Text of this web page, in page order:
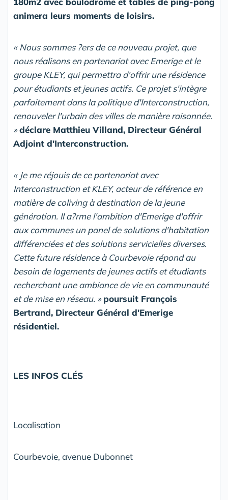
animera leurs moments de loisirs.
« Nous sommes ?ers de ce nouveau projet, que
nous réalisons en partenariat avec Emerige et le
groupe KLEY, qui permettra d'offrir une résidence
pour étudiants et jeunes actifs. Ce projet s'intègre
parfaitement dans la politique d'Interconstruction,
renouveler l'urbain des villes de manière raisonnée.
»déclare Matthieu Villand, Directeur Général
Adjoint d'Interconstruction.
« Je me réjouis de ce partenariat avec
Interconstruction et KLEY, acteur de référence en
matière de coliving à destination de la jeune
génération. Il a?rme l'ambition d'Emerige d'offrir
aux communes un panel de solutions d'habitation
différenciées et des solutions servicielles diverses.
Cette future résidence à Courbevoie répond au
besoin de logements de jeunes actifs et étudiants
recherchant une ambiance de vie en communauté
et de mise en réseau. »poursuit François
Bertrand, Directeur Général d'Emerige
résidentiel.
LES INFOS CLÉS
Localisation
Courbevoie, avenue Dubonnet